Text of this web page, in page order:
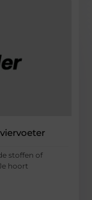
stoffen of
hoort